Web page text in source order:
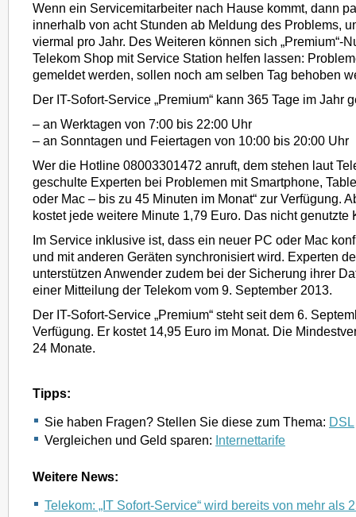
Wenn ein Servicemitarbeiter nach Hause kommt, dann
innerhalb von acht Stunden ab Meldung des Problems,
viermal pro Jahr. Des Weiteren können sich „Premium“-
Telekom Shop mit Service Station helfen lassen:
gemeldet werden, sollen noch am selben Tag behoben
Der IT-Sofort-Service „Premium“ kann 365 Tage im Jahr
– an Werktagen von 7:00 bis 22:00 Uhr
– an Sonntagen und Feiertagen von 10:00 bis 20:00 Uhr
Wer die Hotline 08003301472 anruft, dem stehen laut
geschulte Experten bei Problemen mit Smartphone,
oder Mac – bis zu 45 Minuten im Monat“ zur Verfügung.
kostet jede weitere Minute 1,79 Euro. Das nicht genutzte
Im Service inklusive ist, dass ein neuer PC oder Mac
und mit anderen Geräten synchronisiert wird. Experten
unterstützen Anwender zudem bei der Sicherung ihrer
einer Mitteilung der Telekom vom 9. September 2013.
Der IT-Sofort-Service „Premium“ steht seit dem 6.
Verfügung. Er kostet 14,95 Euro im Monat. Die
24 Monate.
Tipps:
Sie haben Fragen? Stellen Sie diese zum Thema: DSL
Vergleichen und Geld sparen: Internettarife
Weitere News:
Telekom: „IT Sofort-Service“ wird bereits von mehr als